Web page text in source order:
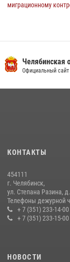
миграционному
13 июля 2026, 03:02
14 июля 2026, 05:15
Челябинская
Официальный сайт
КОНТАКТЫ
454111
г. Челябинск,
ул. Степана Разина,
Телефоны дежурной
+ 7 (351) 233-14-00
+ 7 (351) 233-15-00
НОВОСТИ